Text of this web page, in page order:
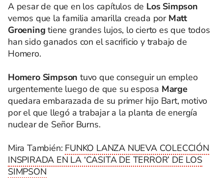
A pesar de que en los capítulos de Los Simpson
vemos que la familia amarilla creada por Matt
Groening tiene grandes lujos, lo cierto es que todos
han sido ganados con el sacrificio y trabajo de
Homero.
Homero Simpson tuvo que conseguir un empleo
urgentemente luego de que su esposa Marge
quedara embarazada de su primer hijo Bart, motivo
por el que llegó a trabajar a la planta de energía
nuclear de Señor Burns.
Mira También: FUNKO LANZA NUEVA COLECCIÓN
INSPIRADA EN LA ‘CASITA DE TERROR’ DE LOS
SIMPSON